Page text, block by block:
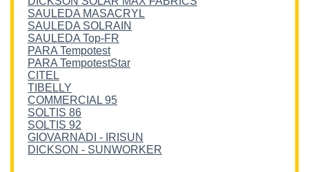
SAULEDA MASACRYL
SAULEDA SOLRAIN
SAULEDA Top-FR
PARA Tempotest
PARA TempotestStar
CITEL
TIBELLY
COMMERCIAL 95
SOLTIS 86
SOLTIS 92
GIOVARNADI - IRISUN
DICKSON - SUNWORKER